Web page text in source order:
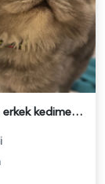
2 yaşında erkek kedime acil eş arıyoruz - 118982714